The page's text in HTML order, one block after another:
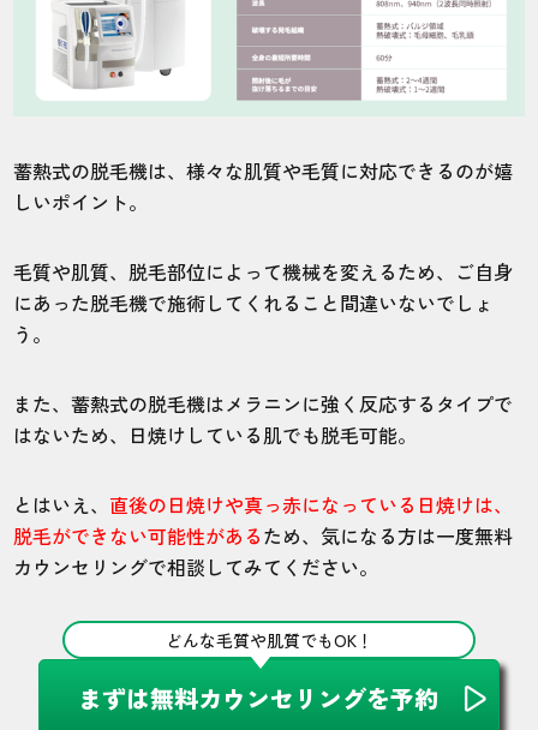
蓄熱式の脱毛機は、様々な肌質や毛質に対応できるのが嬉
しいポイント。
毛質や肌質、脱毛部位によって機械を変えるため、ご自身
にあった脱毛機で施術してくれること間違いないでしょ
う。
また、蓄熱式の脱毛機はメラニンに強く反応するタイプで
はないため、日焼けしている肌でも脱毛可能。
とはいえ、 直後の日焼けや真っ赤になっている日焼けは、
脱毛ができない可能性があるため、気になる方は一度無料
カウンセリングで相談してみてください。
どんな毛質や肌質でもOK！
まずは無料カウンセリングを予約